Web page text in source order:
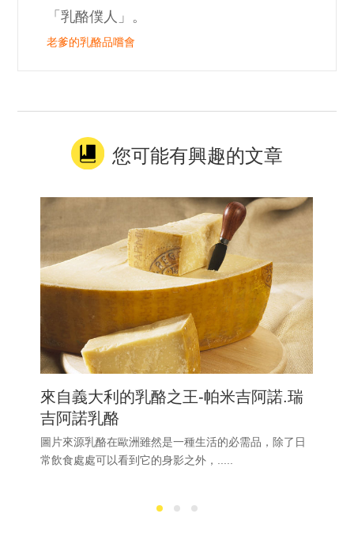
「乳酪僕人」。
老爹的乳酪品嚐會
您可能有興趣的文章
來自義大利的乳酪之王-帕米吉阿諾.瑞
吉阿諾乳酪
圖片來源乳酪在歐洲雖然是一種生活的必需品，除了日
常飲食處處可以看到它的身影之外，.....